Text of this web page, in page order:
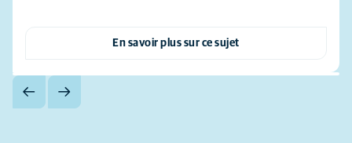
En savoir plus sur ce sujet